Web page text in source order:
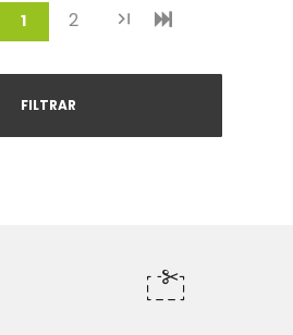
1(current)
2
FILTRAR